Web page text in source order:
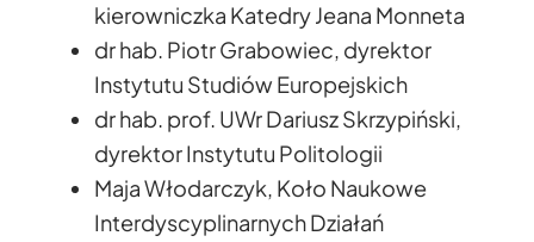
kierowniczka Katedry Jeana Monneta
dr hab. Piotr Grabowiec, dyrektor
Instytutu Studiów Europejskich
dr hab. prof. UWr Dariusz Skrzypiński,
dyrektor Instytutu Politologii
Maja Włodarczyk, Koło Naukowe
Interdyscyplinarnych Działań